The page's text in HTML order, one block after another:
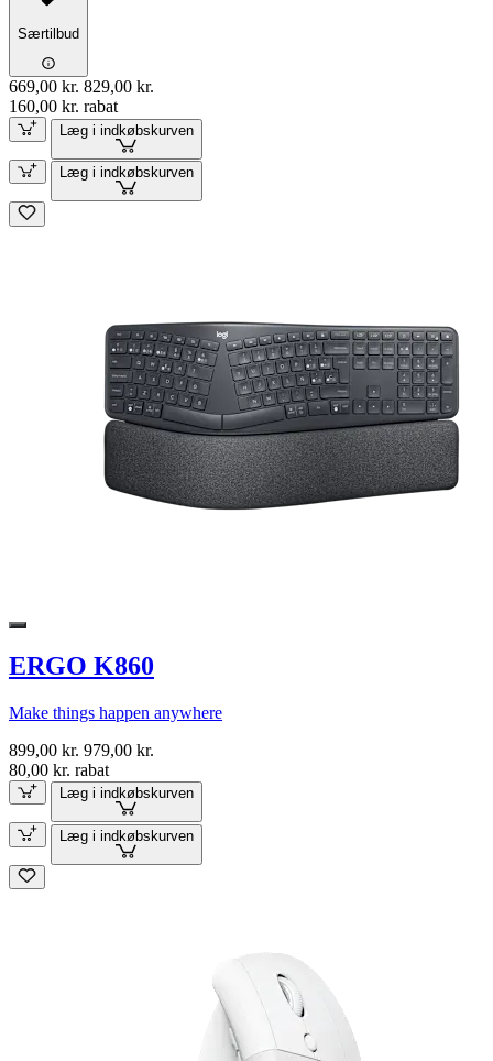
Særtilbud
669,00 kr. 829,00 kr.
160,00 kr. rabat
Læg i indkøbskurven
Læg i indkøbskurven
ERGO K860
Make things happen anywhere
899,00 kr. 979,00 kr.
80,00 kr. rabat
Læg i indkøbskurven
Læg i indkøbskurven